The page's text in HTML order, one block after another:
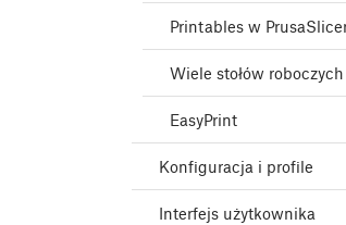
Printables w
Wiele stołów
EasyPrint
Konfiguracja i profile
Interfejs użytkownika